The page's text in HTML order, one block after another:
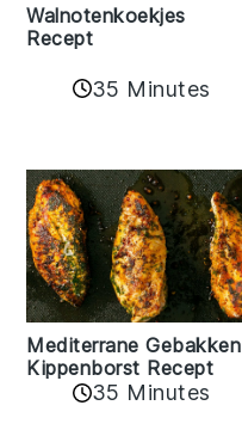
Walnotenkoekjes
Recept
35 Minutes
Mediterrane Gebakken
Kippenborst Recept
35 Minutes